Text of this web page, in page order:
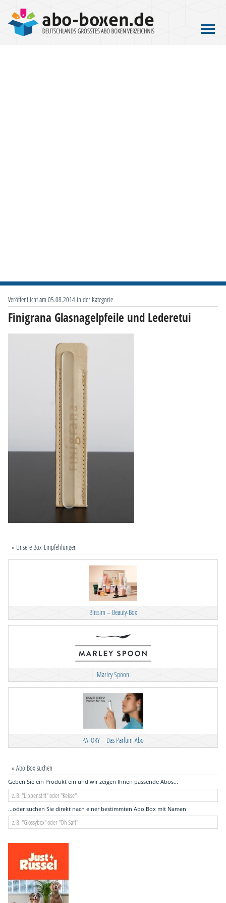
Veröffentlicht am 05.08.2014 in der Kategorie
Finigrana Glasnagelpfeile und Lederetui
» Unsere Box-Empfehlungen
Blissim – Beauty-Box
Marley Spoon
PAFORY – Das Parfüm-Abo
» Abo Box suchen
Geben Sie ein Produkt ein und wir zeigen Ihnen passende Abos...
...oder suchen Sie direkt nach einer bestimmten Abo Box mit Namen